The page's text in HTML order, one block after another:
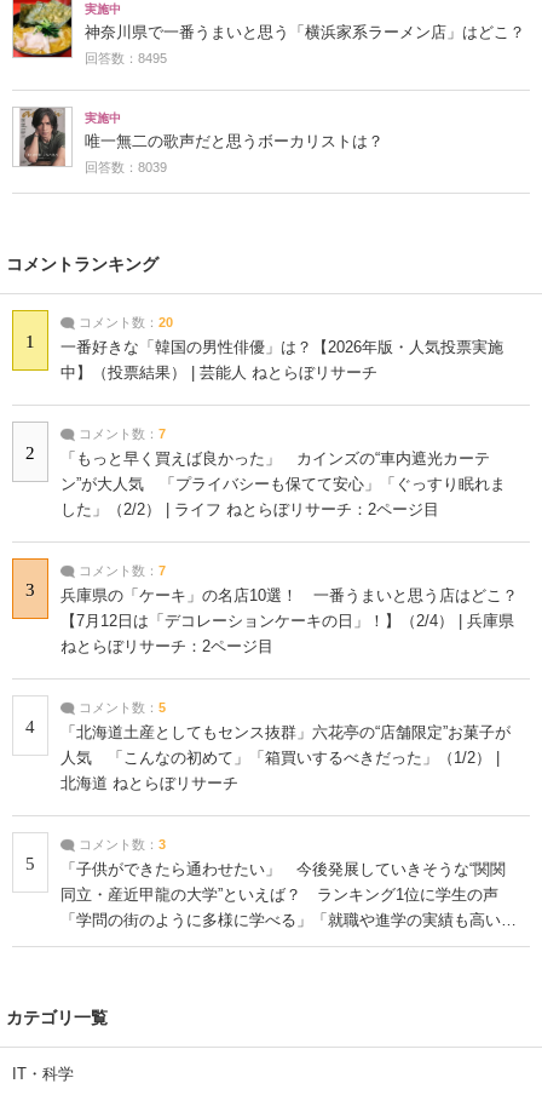
実施中
神奈川県で一番うまいと思う「横浜家系ラーメン店」はどこ？
回答数：8495
実施中
唯一無二の歌声だと思うボーカリストは？
回答数：8039
コメントランキング
1
コメント数： 20
一番好きな「韓国の男性俳優」は？【2026年版・人気投票実施
中】（投票結果） | 芸能人 ねとらぼリサーチ
2
コメント数： 7
「もっと早く買えば良かった」 カインズの“車内遮光カーテ
ン”が大人気 「プライバシーも保てて安心」「ぐっすり眠れま
した」（2/2） | ライフ ねとらぼリサーチ：2ページ目
3
コメント数： 7
兵庫県の「ケーキ」の名店10選！ 一番うまいと思う店はどこ？
【7月12日は「デコレーションケーキの日」！】（2/4） | 兵庫県
ねとらぼリサーチ：2ページ目
4
コメント数： 5
「北海道土産としてもセンス抜群」六花亭の“店舗限定”お菓子が
人気 「こんなの初めて」「箱買いするべきだった」（1/2） |
北海道 ねとらぼリサーチ
5
コメント数： 3
「子供ができたら通わせたい」 今後発展していきそうな“関関
同立・産近甲龍の大学”といえば？ ランキング1位に学生の声
「学問の街のように多様に学べる」「就職や進学の実績も高い」
| 大学 ねとらぼリサーチ
カテゴリ一覧
IT・科学